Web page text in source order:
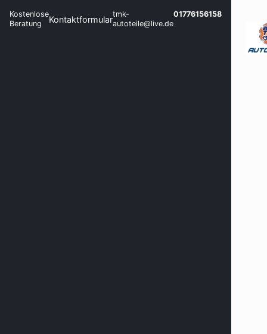
Kostenlose
Beratung
Kontaktformulartmk-
autoteile@live.de
01776156158